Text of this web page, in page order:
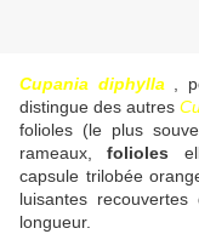
Cupania diphylla ,
distingue des autres
folioles (le plus
rameaux,folioles
capsule trilobée
luisantes recouvertes
longueur.